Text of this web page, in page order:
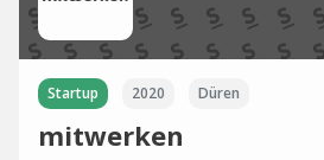
Startup 2020 Düren
mitwerken